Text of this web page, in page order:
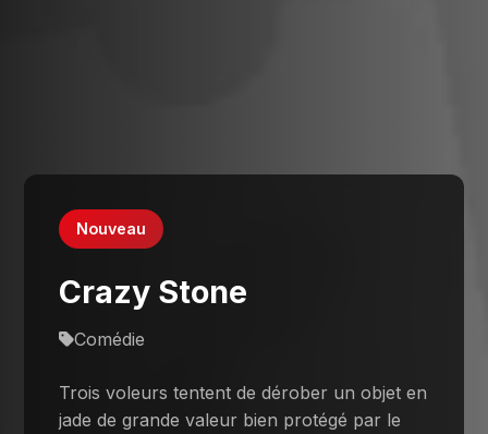
Nouveau
Crazy Stone
Comédie
Trois voleurs tentent de dérober un objet en
jade de grande valeur bien protégé par le